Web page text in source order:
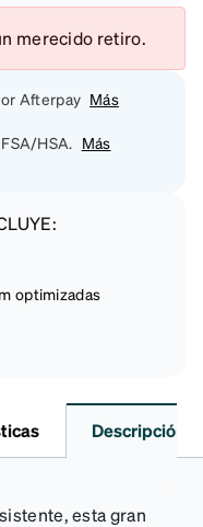
merecido retiro.
Afterpay Más
HSA. Más
optimizadas
Descripción
esta gran